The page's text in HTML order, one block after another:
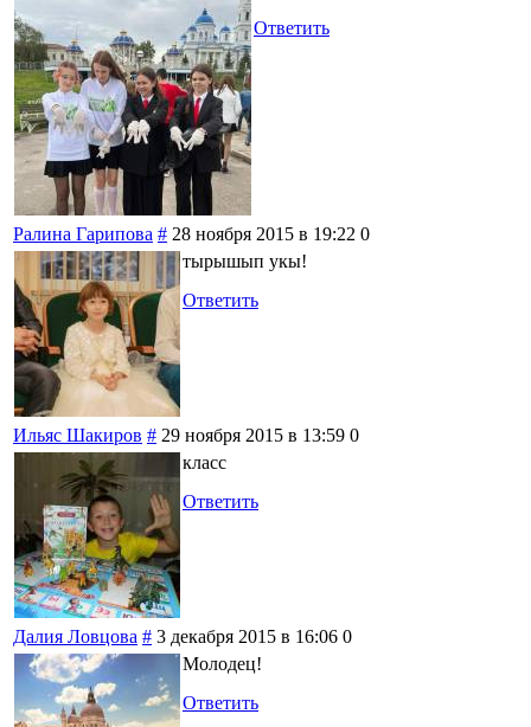
Ответить
Ралина Гарипова # 28 ноября 2015 в 19:22 0
тырышып укы!
Ответить
Ильяс Шакиров # 29 ноября 2015 в 13:59 0
класс
Ответить
Далия Ловцова # 3 декабря 2015 в 16:06 0
Молодец!
Ответить